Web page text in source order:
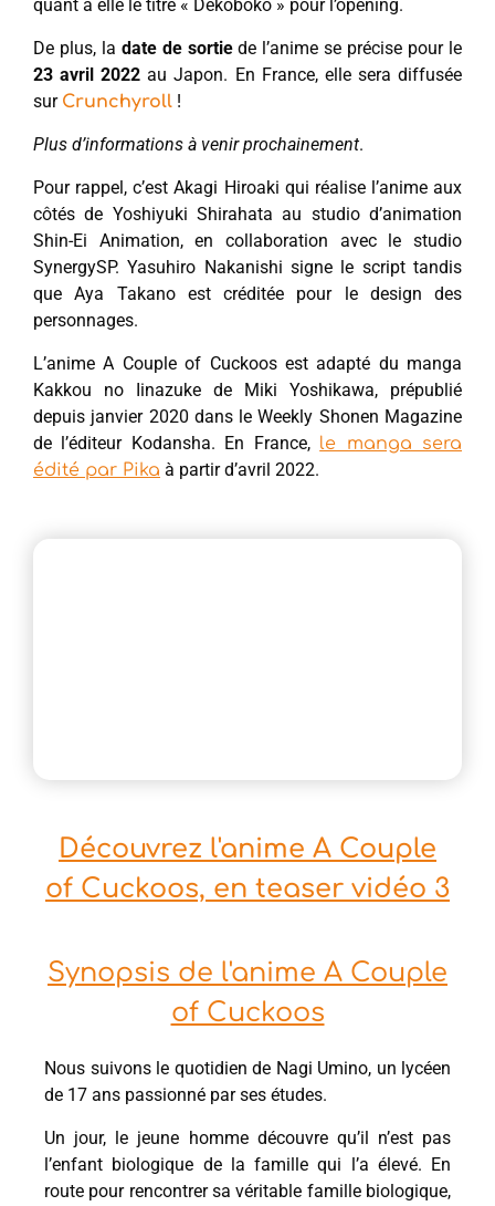
quant à elle le titre « Dekoboko » pour l’opening.
De plus, la date de sortiede l’anime se précise pour le
23 avril 2022 au Japon. En France, elle sera diffusée
sur Crunchyroll !
Plus d’informations à venir prochainement.
Pour rappel, c’est Akagi Hiroaki qui réalise l’anime aux
côtés de Yoshiyuki Shirahata au studio d’animation
Shin-Ei Animation, en collaboration avec le studio
SynergySP. Yasuhiro Nakanishi signe le script tandis
que Aya Takano est créditée pour le design des
personnages.
L’anime A Couple of Cuckoos est adapté du manga
Kakkou no Iinazuke de Miki Yoshikawa, prépublié
depuis janvier 2020 dans le Weekly Shonen Magazine
de l’éditeur Kodansha. En France, le manga sera
édité par Pika à partir d’avril 2022.
Découvrez l'anime A Couple
of Cuckoos, en teaser vidéo 3
Synopsis de l'anime A Couple
of Cuckoos
Nous suivons le quotidien de Nagi Umino, un lycéen
de 17 ans passionné par ses études.
Un jour, le jeune homme découvre qu’il n’est pas
l’enfant biologique de la famille qui l’a élevé. En
route pour rencontrer sa véritable famille biologique,